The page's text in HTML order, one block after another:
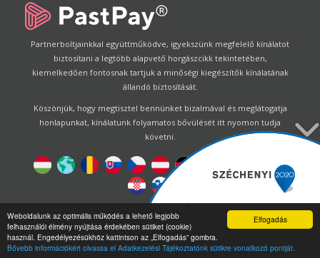
Elfogadás
Weboldalunk az optimális működés a lehető legjobb
felhasználói élmény nyújtása érdekében sütiket (cookie)
használ. Engedélyezésükhöz kattintson az „Elfogadás” gombra.
Bővebb információkért olvassa el Adatkezelési Tájékoztatónk sütikre vonatkozó pontját.
Partnerboltjainkkal együttműködve, igyekszünk megfelelő kínálatot
biztosítani a legtöbb alapvető horgászcikk tekintetében,
kiemelkedően fontosnak tartjuk a minőségi kiegészítők kínálatának
állandó biztosítását.
Köszönjük, hogy megtisztel bennünket bizalmával és meglátogatja
honlapunkat, kínálatunk folyamatos bővülését itt nyomon tudja
követni.
Designed by Energofish Kft
Oldalmotor:CWBbyGloobus Software Developement|
Technikai segítség|Webdizájn